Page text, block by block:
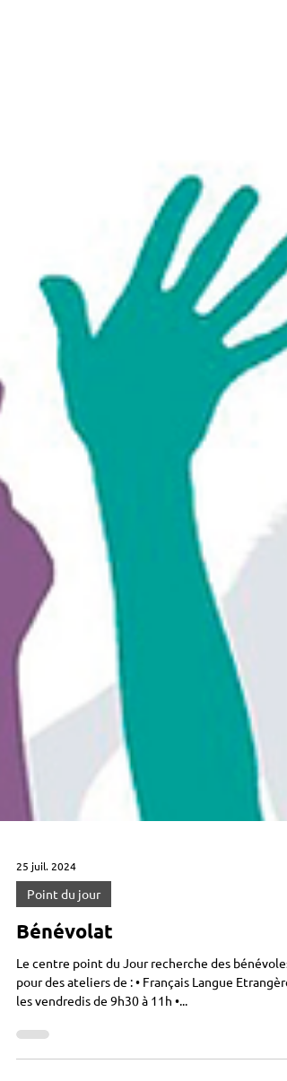
25 juil. 2024
Point du jour
Bénévolat
Le centre point du Jour recherche des bénévoles
pour des ateliers de : • Français Langue Etrangère
les vendredis de 9h30 à 11h •...